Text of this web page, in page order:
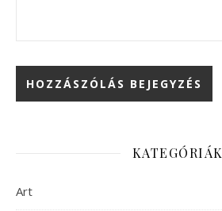
KATEGÓRIÁK
Art